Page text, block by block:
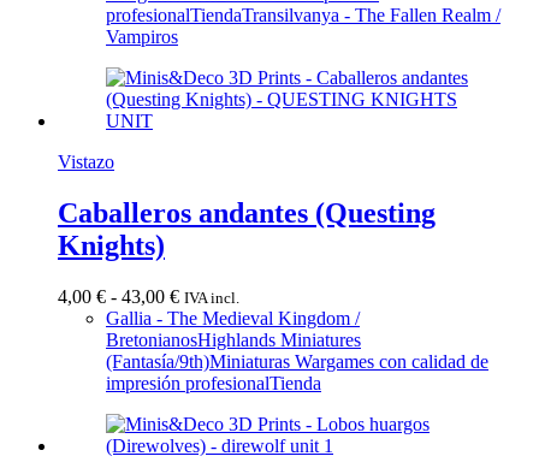
4,00 €
profesionalTiendaTransilvanya - The Fallen Realm /
Vampiros
Vistazo
Caballeros andantes (Questing
Knights)
4,00 € - 43,00 €Rango
de
precios:
desde
4,00 €
43,00 €
IVA incl.
Gallia - The Medieval Kingdom /
BretonianosHighlands Miniatures
(Fantasía/9th)Miniaturas Wargames con calidad de
impresión profesionalTienda